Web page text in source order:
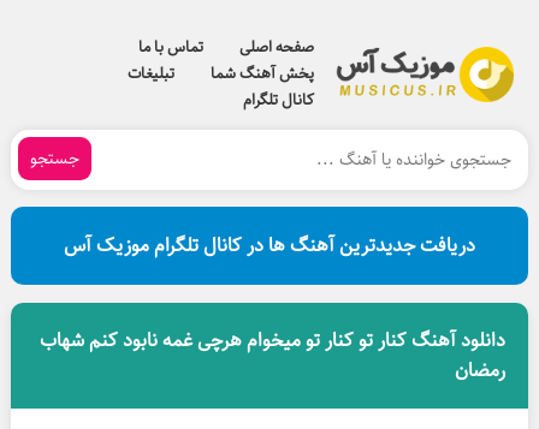
صفحه اصلی
تماس با ما
پخش آهنگ شما
تبلیغات
کانال تلگرام
جستجو
دریافت جدیدترین آهنگ ها در کانال تلگرام موزیک آس
دانلود آهنگ کنار تو کنار تو میخوام هرچی غمه نابود کنم شهاب
رمضان